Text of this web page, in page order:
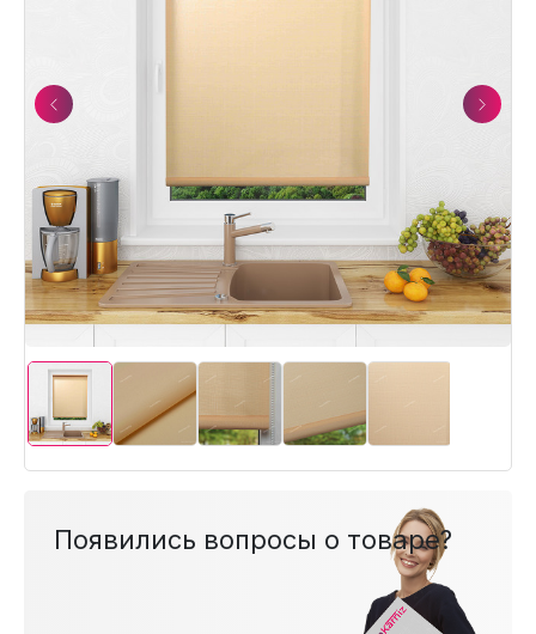
Previous Next
Появились вопросы о товаре?